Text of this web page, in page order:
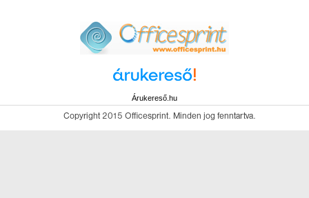
Árukereső.hu
Copyright 2015 Officesprint. Minden jog fenntartva.